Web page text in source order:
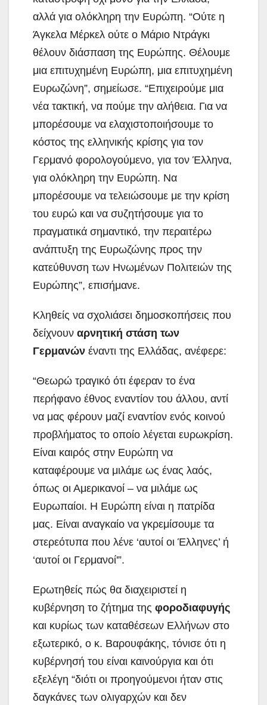
αλλά για ολόκληρη την Ευρώπη. “Ούτε η
Άγκελα Μέρκελ ούτε ο Μάριο Ντράγκι
θέλουν διάσπαση της Ευρώπης. Θέλουμε
μια επιτυχημένη Ευρώπη, μια επιτυχημένη
Ευρωζώνη”, σημείωσε. “Επιχειρούμε μια
νέα τακτική, να πούμε την αλήθεια. Για να
μπορέσουμε να ελαχιστοποιήσουμε το
κόστος της ελληνικής κρίσης για τον
Γερμανό φορολογούμενο, για τον Έλληνα,
για ολόκληρη την Ευρώπη. Να
μπορέσουμε να τελειώσουμε με την κρίση
του ευρώ και να συζητήσουμε για το
πραγματικά σημαντικό, την περαιτέρω
ανάπτυξη της Ευρωζώνης προς την
κατεύθυνση των Ηνωμένων Πολιτειών της
Ευρώπης”, επισήμανε.
Κληθείς να σχολιάσει δημοσκοπήσεις που
δείχνουν αρνητική στάση των
Γερμανών έναντι της Ελλάδας, ανέφερε:
“Θεωρώ τραγικό ότι έφεραν το ένα
περήφανο έθνος εναντίον του άλλου, αντί
να μας φέρουν μαζί εναντίον ενός κοινού
προβλήματος το οποίο λέγεται ευρωκρίση.
Είναι καιρός στην Ευρώπη να
καταφέρουμε να μιλάμε ως ένας λαός,
όπως οι Αμερικανοί – να μιλάμε ως
Ευρωπαίοι. Η Ευρώπη είναι η πατρίδα
μας. Είναι αναγκαίο να γκρεμίσουμε τα
στερεότυπα που λένε ‘αυτοί οι Έλληνες’ ή
‘αυτοί οι Γερμανοί'”.
Ερωτηθείς πώς θα διαχειριστεί η
κυβέρνηση το ζήτημα της φοροδιαφυγής
και κυρίως των καταθέσεων Ελλήνων στο
εξωτερικό, ο κ. Βαρουφάκης, τόνισε ότι η
κυβέρνησή του είναι καινούργια και ότι
εξελέγη “διότι οι προηγούμενοι ήταν στις
δαγκάνες των ολιγαρχών και δεν